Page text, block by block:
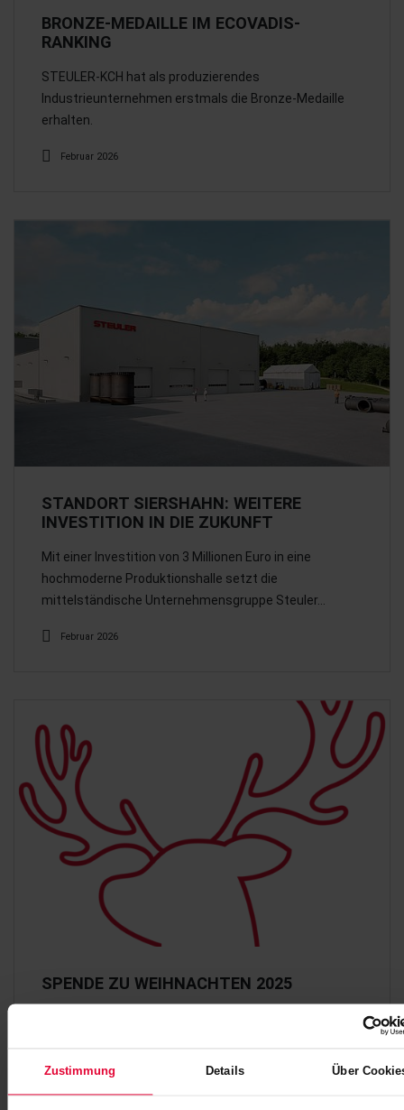
Zustimmung Details Über
BRONZE-MEDAILLE IM ECOVADIS-
RANKING
STEULER-KCH hat als produzierendes
Industrieunternehmen erstmals die Bronze-Medaille
erhalten.
Februar 2026
STANDORT SIERSHAHN: WEITERE
INVESTITION IN DIE ZUKUNFT
Mit einer Investition von 3 Millionen Euro in eine
hochmoderne Produktionshalle setzt die
mittelständische Unternehmensgruppe Steuler…
Februar 2026
SPENDE ZU WEIHNACHTEN 2025
Dezember 2025